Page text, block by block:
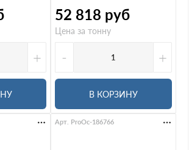
+
52 818 руб
Цена за тонну
- +
В КОРЗИНУ
Арт. ProOc-186766